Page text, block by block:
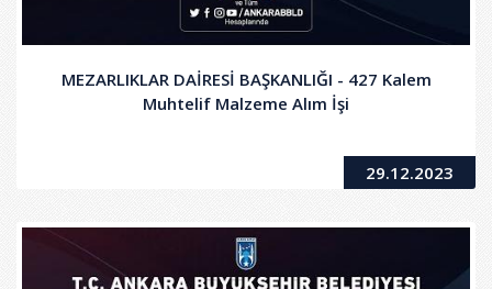
MEZARLIKLAR DAİRESİ BAŞKANLIĞI - 427 Kalem
Muhtelif Malzeme Alım İşi
29.12.2023